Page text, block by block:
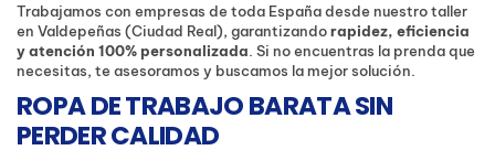
Trabajamos con empresas de toda España desde nuestro taller
en Valdepeñas (Ciudad Real), garantizandorapidez, eficiencia
y atención 100% personalizada . Si no encuentras la prenda que
necesitas, te asesoramos y buscamos la mejor solución.
ROPA DE TRABAJO BARATA SIN
PERDER CALIDAD